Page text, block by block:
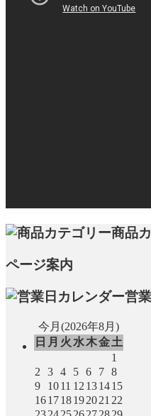
商品
ページ案内
営
今月(2026年8月)
日 月 火 水木金土
1
2
3 4 5 6 7 8
9
1011 12 131415
161718192021 22